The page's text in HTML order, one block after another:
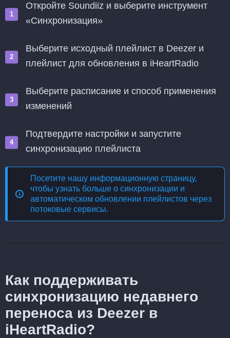
Откройте Soundiiz и выберите инструмент
«Синхронизация»
Выберите исходный плейлист в Deezer и
плейлист для обновления в iHeartRadio
Выберите расписание и способ применения
изменений
Подтвердите настройки и запустите
синхронизацию плейлиста
Посетите нашу информационную страницу,
чтобы узнать больше о синхронизации и
автоматическом обновлении плейлистов через
потоковые сервисы.
Как поддерживать
синхронизацию недавнего
переноса из Deezer в
iHeartRadio?